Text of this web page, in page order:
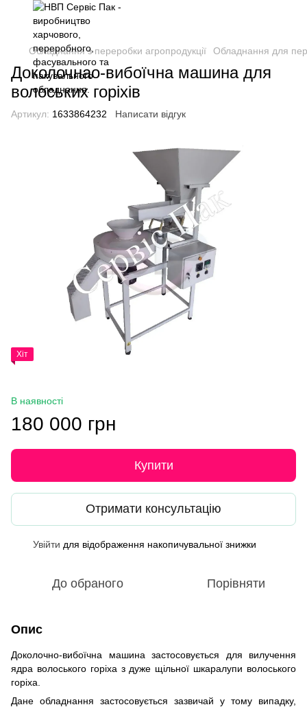
Обладнання з переробки агропродукції Обладнання для
Доколочнао-вибоїчна машина для
волоських горіхів
Артикул: 1633864232 Написати відгук
Хіт
В наявності
180 000 грн
Купити
Отримати консультацію
Увійти для відображення накопичувальної знижки
До обраного Порівняти
Опис
Доколочно-вибоїчна машина застосовується для вилучення
ядра волоського горіха з дуже щільної шкаралупи волоського
горіха.
Дане обладнання застосовується зазвичай у тому випадку,